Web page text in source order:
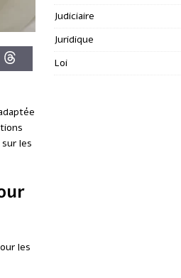
les
les
Judiciaire
Juridique
Loi